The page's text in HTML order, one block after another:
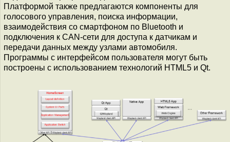
Платформой также предлагаются компоненты для
голосового управления, поиска информации,
взаимодействия со смартфоном по Bluetooth и
подключения к CAN-сети для доступа к датчикам и
передачи данных между узлами автомобиля.
Программы с интерфейсом пользователя могут быть
построены с использованием технологий HTML5 и Qt.